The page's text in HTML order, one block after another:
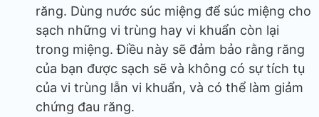
răng. Dùng nước súc miệng để súc miệng cho
sạch những vi trùng hay vi khuẩn còn lại
trong miệng. Điều này sẽ đảm bảo rằng răng
của bạn được sạch sẽ và không có sự tích tụ
của vi trùng lẫn vi khuẩn, và có thể làm giảm
chứng đau răng.